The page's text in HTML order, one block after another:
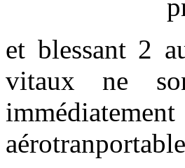
et blessant 2
vitaux ne